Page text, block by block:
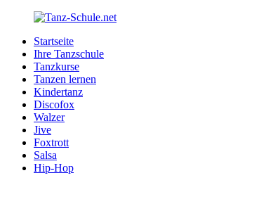
Zurück
Inhalt
Tanz-
Schule.net
Ihre
Tanzschule
Internet
Startseite
Ihre Tanzschule
Tanzkurse
Tanzen lernen
Kindertanz
Discofox
Walzer
Jive
Foxtrott
Salsa
Hip-Hop